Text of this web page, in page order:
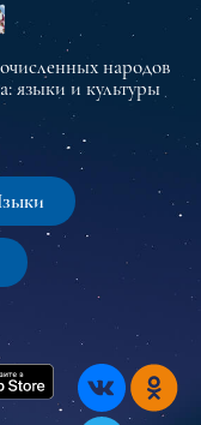
народов
языки и культуры